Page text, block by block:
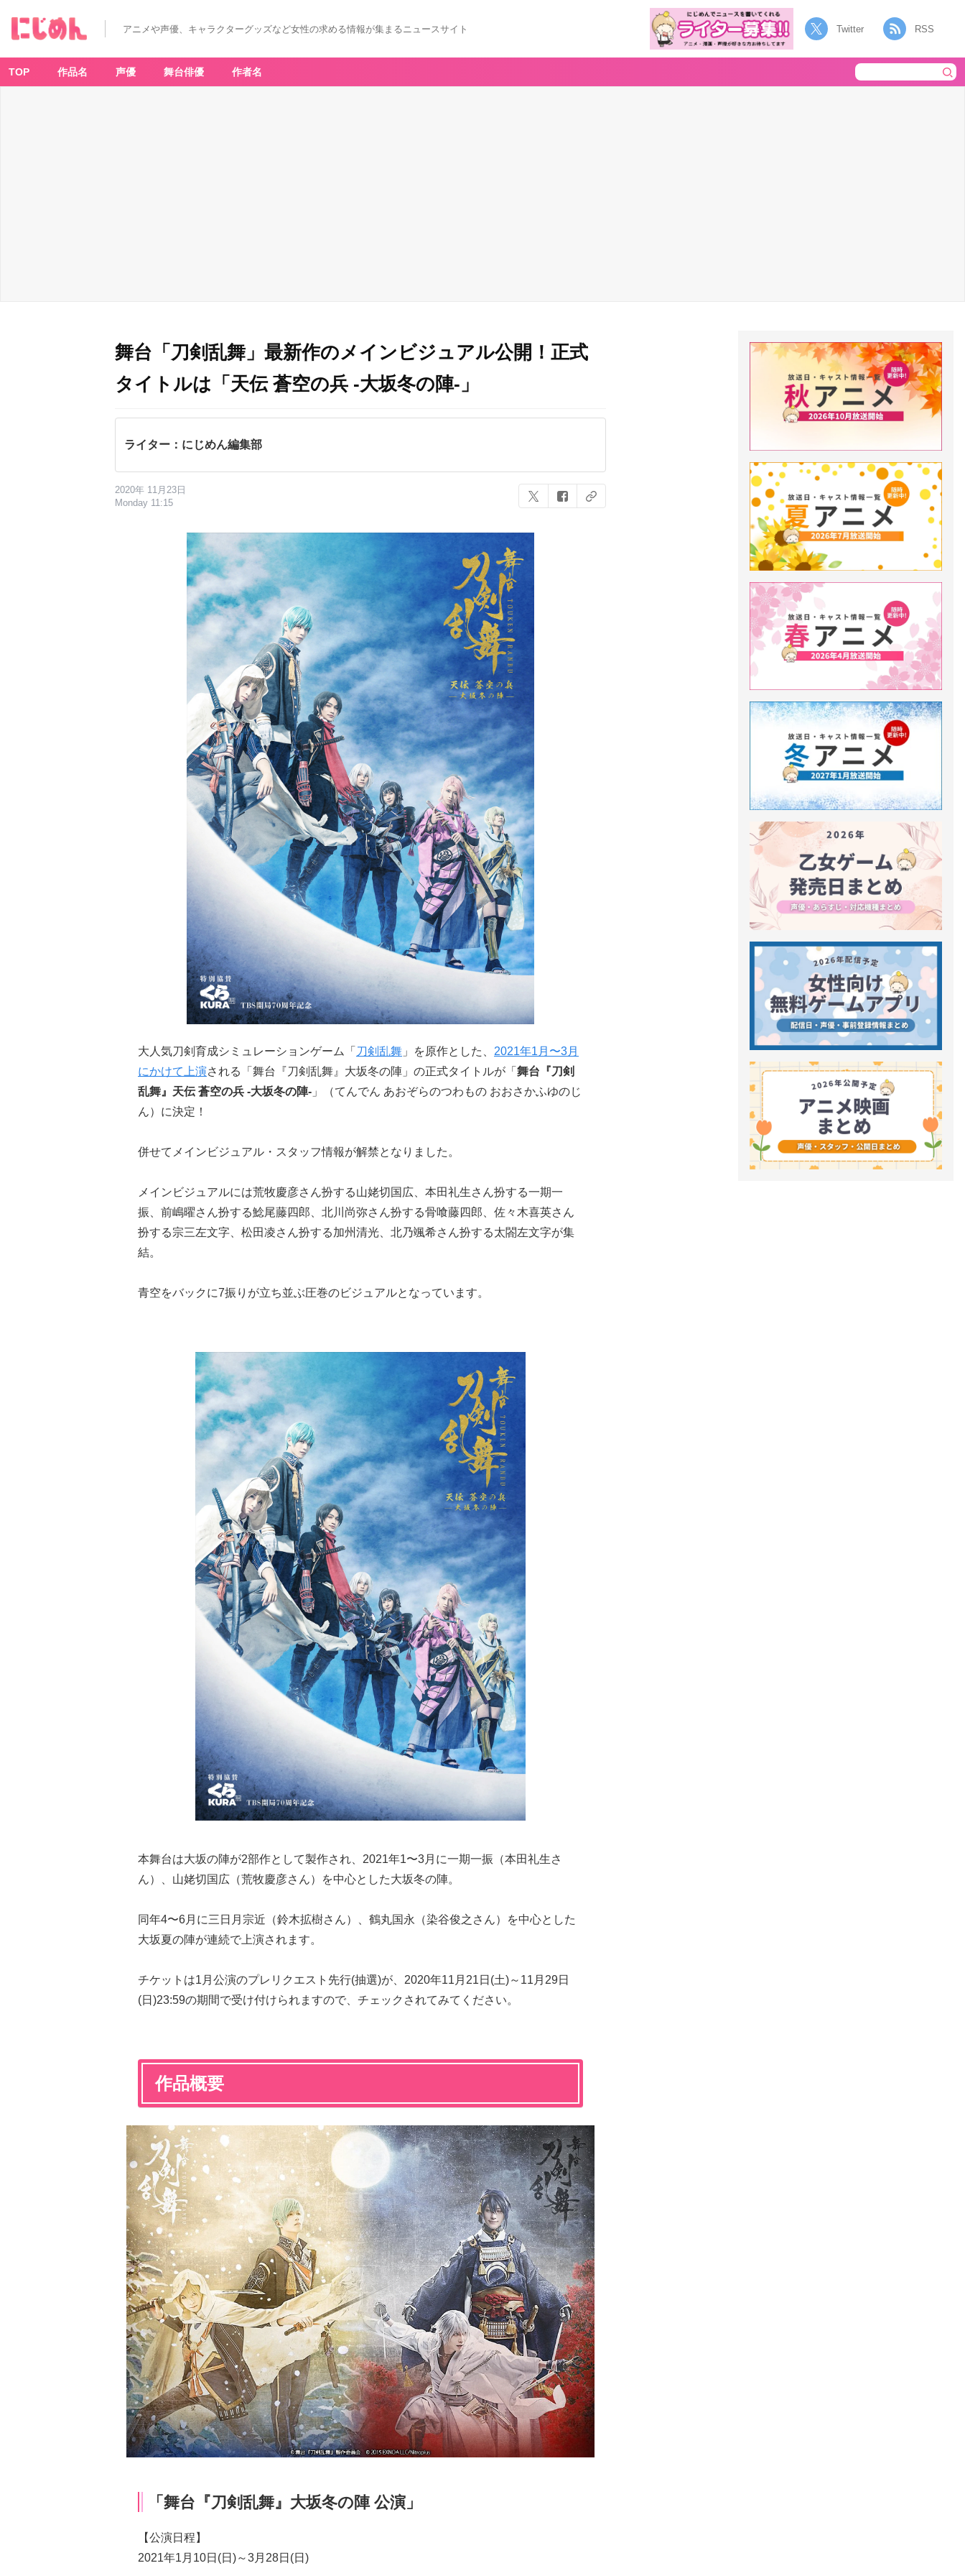
アニメや声優、キャラクターグッズなど女性の求める情報が集まるニュースサイト Twitter RSS
TOP 作品名 声優 舞台俳優 作者名
舞台「刀剣乱舞」最新作のメインビジュアル公開！正式
タイトルは「天伝 蒼空の兵 -大坂冬の陣-」
ライター：にじめん編集部
2020年 11月23日
Monday 11:15
大人気刀剣育成シミュレーションゲーム「 刀剣乱舞 」を原作とした、 2021年1月〜3月
にかけて上演される「舞台『刀剣乱舞』大坂冬の陣」の正式タイトルが「 舞台『刀剣
乱舞』天伝 蒼空の兵 -大坂冬の陣- 」（てんでん あおぞらのつわもの おおさかふゆのじ
ん）に決定！
併せてメインビジュアル・スタッフ情報が解禁となりました。
メインビジュアルには荒牧慶彦さん扮する山姥切国広、本田礼生さん扮する一期一
振、前嶋曜さん扮する鯰尾藤四郎、北川尚弥さん扮する骨喰藤四郎、佐々木喜英さん
扮する宗三左文字、松田凌さん扮する加州清光、北乃颯希さん扮する太閤左文字が集
結。
青空をバックに7振りが立ち並ぶ圧巻のビジュアルとなっています。
本舞台は大坂の陣が2部作として製作され、2021年1〜3月に一期一振（本田礼生さ
ん）、山姥切国広（荒牧慶彦さん）を中心とした大坂冬の陣。
同年4〜6月に三日月宗近（鈴木拡樹さん）、鶴丸国永（染谷俊之さん）を中心とした
大坂夏の陣が連続で上演されます。
チケットは1月公演のプレリクエスト先行(抽選)が、2020年11月21日(土)～11月29日
(日)23:59の期間で受け付けられますので、チェックされてみてください。
作品概要
「舞台『刀剣乱舞』大坂冬の陣 公演」
【公演日程】
2021年1月10日(日)～3月28日(日)